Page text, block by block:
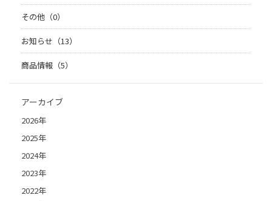
その他（0）
お知らせ（13）
商品情報（5）
アーカイブ
2026年
2025年
2024年
2023年
2022年